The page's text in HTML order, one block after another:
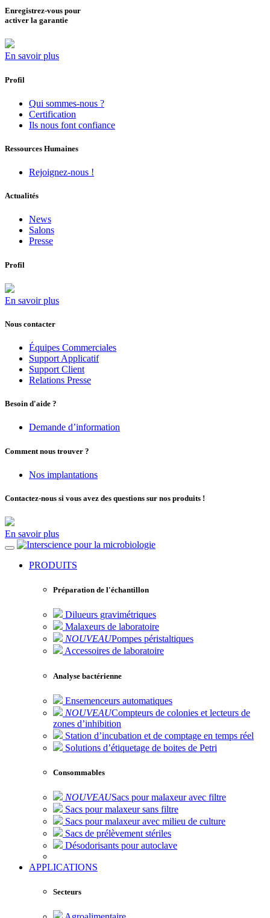
Enregistrez-vous pour
activer la garantie
En savoir plus
Profil
Qui sommes-nous ?
Certification
Ils nous font confiance
Ressources Humaines
Rejoignez-nous !
Actualités
News
Salons
Presse
Profil
En savoir plus
Nous contacter
Équipes Commerciales
Support Applicatif
Support Client
Relations Presse
Besoin d'aide ?
Demande d’information
Comment nous trouver ?
Nos implantations
Contactez-nous si vous avez des questions sur nos produits !
En savoir plus
pour la microbiologie
PRODUITS
Préparation de l'échantillon
Dilueurs gravimétriques
Malaxeurs de laboratoire
NOUVEAUPompes péristaltiques
Accessoires de laboratoire
Analyse bactérienne
Ensemenceurs automatiques
NOUVEAUCompteurs de colonies et lecteurs de
zones d’inhibition
Station d’incubation et de comptage en temps réel
Solutions d’étiquetage de boites de Petri
Consommables
NOUVEAUSacs pour malaxeur avec filtre
Sacs pour malaxeur sans filtre
Sacs pour malaxeur avec milieu de culture
Sacs de prélèvement stériles
Désodorisants pour autoclave
APPLICATIONS
Secteurs